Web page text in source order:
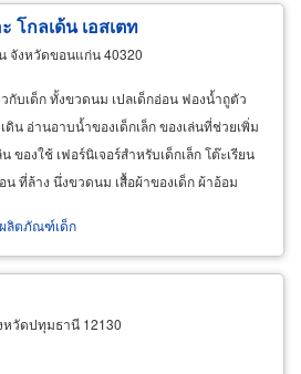
โกลเด้น เอสเตท
จังหวัดขอนแก่น 40320
บเด็ก ทั้งขวดนม เปลเด็กอ่อน ฟองน้ำถูตัว
ดิน อ่านอาบน้ำของเด็กเล็ก ของเล่นที่ช่วยเพิ่ม
ของใช้ เฟอร์นิเจอร์สำหรับเด็กเล็ก โต๊ะเรียน
น ที่ล้าง นึ่งขวดนม เสื้อผ้าของเด็ก ผ้าอ้อม
ลิตภัณฑ์เด็ก
หวัดปทุมธานี 12130